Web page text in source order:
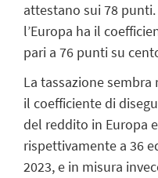
attestano sui 78
l’Europa ha il
pari a 76 punti su
La tassazione
il coefficiente di
del reddito in Europa
rispettivamente a 36
2023, e in misura